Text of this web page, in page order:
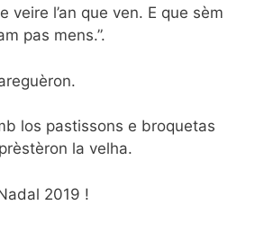
veire l’an que ven. E que sèm
pas mens.”.
los pastissons e broquetas
la velha.
2019 !